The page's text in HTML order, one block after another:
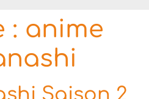
: anime
Saison 2